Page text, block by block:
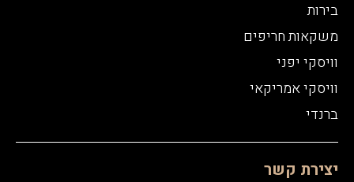
בירות
משקאות חריפים
וויסקי יפני
וויסקי אמריקאי
ברנדי
יצירת קשר